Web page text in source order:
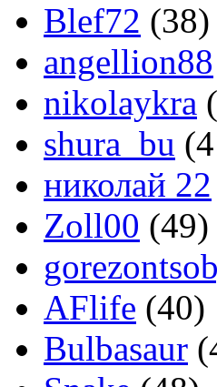
Blef72 (38)
angellion88
nikolaykra
shura_bu
николай 22
Zoll00 (49)
AFlife (40)
Bulbasaur